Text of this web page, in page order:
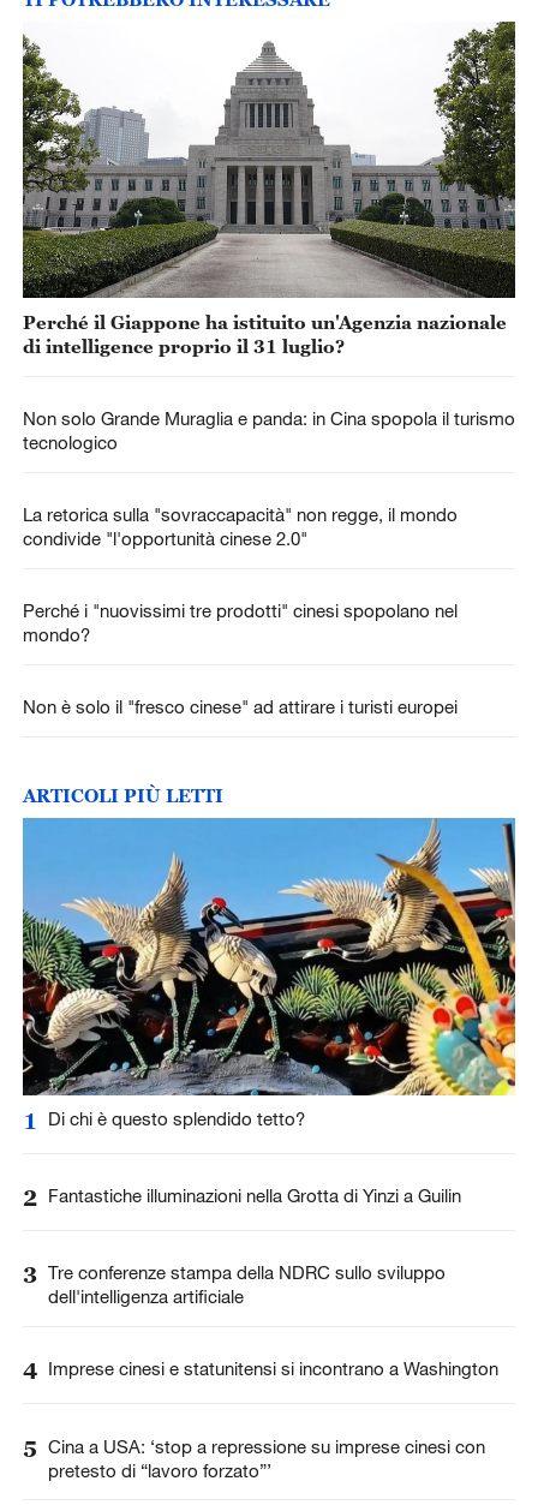
Perché il Giappone ha istituito un'Agenzia nazionale
di intelligence proprio il 31 luglio?
Non solo Grande Muraglia e panda: in Cina spopola il turismo
tecnologico
La retorica sulla "sovraccapacità" non regge, il mondo
condivide "l'opportunità cinese 2.0"
Perché i "nuovissimi tre prodotti" cinesi spopolano nel
mondo?
Non è solo il "fresco cinese" ad attirare i turisti europei
ARTICOLI PIÙ LETTI
1 Di chi è questo splendido tetto?
2 Fantastiche illuminazioni nella Grotta di Yinzi a Guilin
3 Tre conferenze stampa della NDRC sullo sviluppo
dell'intelligenza artificiale
4 Imprese cinesi e statunitensi si incontrano a Washington
5 Cina a USA: ‘stop a repressione su imprese cinesi con
pretesto di “lavoro forzato”’